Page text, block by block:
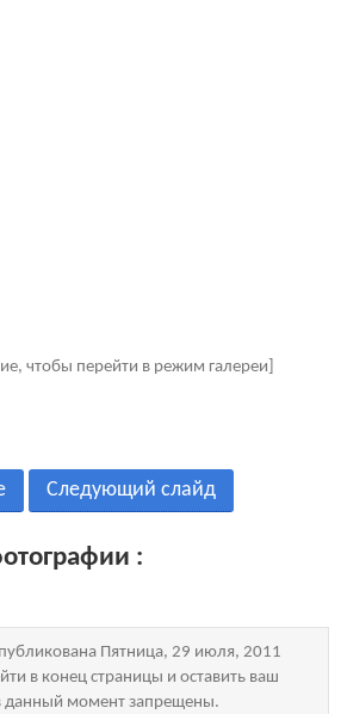
чтобы перейти в режим галереи]
Следующий слайд
:
Пятница, 29 июля, 2011
в конец страницы и оставить ваш
данный момент запрещены.